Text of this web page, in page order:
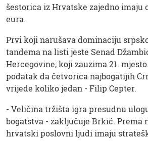
šestorica iz Hrvatske zajedno imaju
eura.
Prvi koji narušava dominaciju
tandema na listi jeste Senad
Hercegovine, koji zauzima 21.
podatak da četvorica najbogatijih
vrijede koliko jedan - Filip Cepter.
- Veličina tržišta igra presudnu
bogatstva - zaključuje Brkić. Prema
hrvatski poslovni ljudi imaju